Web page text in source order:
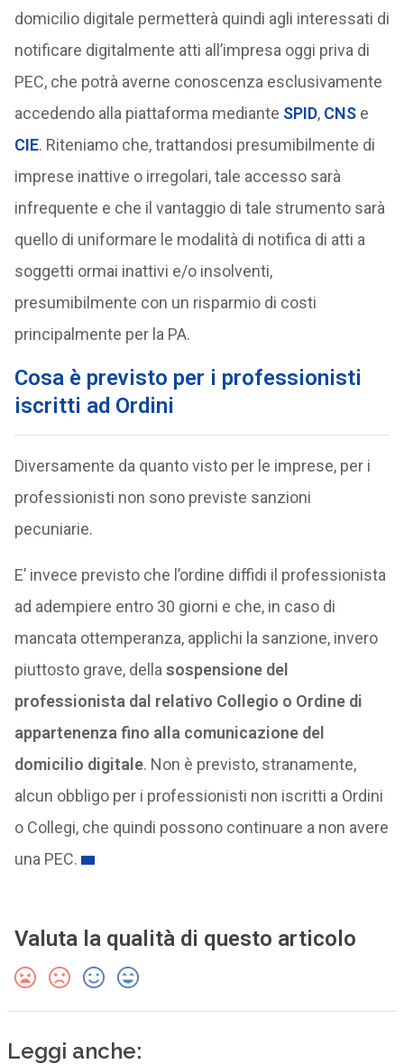
domicilio digitale permetterà quindi agli interessati di
notificare digitalmente atti all’impresa oggi priva di
PEC, che potrà averne conoscenza esclusivamente
accedendo alla piattaforma mediante SPID, CNSe
CIE. Riteniamo che, trattandosi presumibilmente di
imprese inattive o irregolari, tale accesso sarà
infrequente e che il vantaggio di tale strumento sarà
quello di uniformare le modalità di notifica di atti a
soggetti ormai inattivi e/o insolventi,
presumibilmente con un risparmio di costi
principalmente per la PA.
Cosa è previsto per i professionisti
iscritti ad Ordini
Diversamente da quanto visto per le imprese, per i
professionisti non sono previste sanzioni
pecuniarie.
E’ invece previsto che l’ordine diffidi il professionista
ad adempiere entro 30 giorni e che, in caso di
mancata ottemperanza, applichi la sanzione, invero
piuttosto grave, della sospensione del
professionista dal relativo Collegio o Ordine di
appartenenza fino alla comunicazione del
domicilio digitale. Non è previsto, stranamente,
alcun obbligo per i professionisti non iscritti a Ordini
o Collegi, che quindi possono continuare a non avere
una PEC.
Valuta la qualità di questo articolo
Leggi anche: